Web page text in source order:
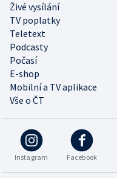
Živé vysílání
TV poplatky
Teletext
Podcasty
Počasí
E-shop
Mobilní a TV aplikace
Vše o ČT
Instagram Facebook